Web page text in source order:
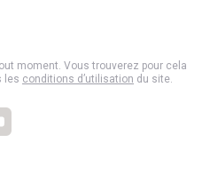
moment. Vous trouverez pour cela
les conditions d’utilisation du site.